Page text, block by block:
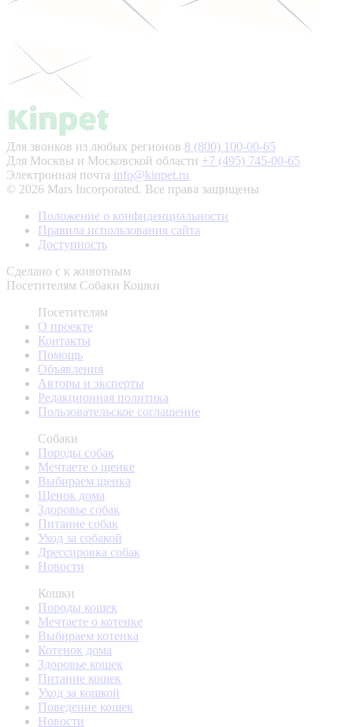
Для звонков из любых регионов 8 (800) 100-00-65
Для Москвы и Московской области +7 (495) 745-00-65
Электронная почта info@kinpet.ru
© 2026 Mars Incorporated. Все права защищены
Положение о конфиденциальности
Правила использования сайта
Доступность
Сделано с к животным
Посетителям Собаки Кошки
Посетителям
О проекте
Контакты
Помощь
Объявления
Авторы и эксперты
Редакционная политика
Пользовательское соглашение
Собаки
Породы собак
Мечтаете о щенке
Выбираем щенка
Щенок дома
Здоровье собак
Питание собак
Уход за собакой
Дрессировка собак
Новости
Кошки
Породы кошек
Мечтаете о котенке
Выбираем котенка
Котенок дома
Здоровье кошек
Питание кошек
Уход за кошкой
Поведение кошек
Новости